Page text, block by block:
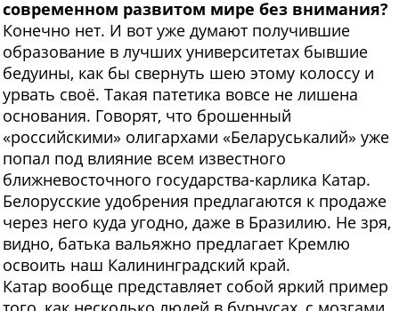
современном развитом мире без внимания?
Конечно нет. И вот уже думают получившие
образование в лучших университетах бывшие
бедуины, как бы свернуть шею этому колоссу и
урвать своё. Такая патетика вовсе не лишена
основания. Говорят, что брошенный
«российскими» олигархами «Беларуськалий» уже
попал под влияние всем известного
ближневосточного государства-карлика Катар.
Белорусские удобрения предлагаются к продаже
через него куда угодно, даже в Бразилию. Не зря,
видно, батька вальяжно предлагает Кремлю
освоить наш Калининградский край.
Катар вообще представляет собой яркий пример